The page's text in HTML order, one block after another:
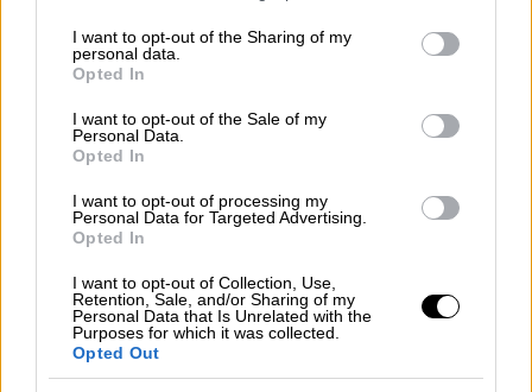
not limited to your visit or usage behaviour. You may click to
grant or deny consent to Google and its third-party tags to
use your data for below specified purposes in below Google
consent section.
I want to opt-out of the Sharing of my
personal data.
Opted In
I want to opt-out of the Sale of my
Personal Data.
Opted In
I want to opt-out of processing my
Personal Data for Targeted Advertising.
Opted In
I want to opt-out of Collection, Use,
Retention, Sale, and/or Sharing of my
Personal Data that Is Unrelated with the
Purposes for which it was collected.
Opted Out
έκθεση που να τεκμηριώνει τη λειτουργία με
το απολύτως αναγκαίο προσωπικό και τους
εργαζόμενους που έχουν τεθεί σε καθεστώς
τηλεργασίας. Οι έλεγχοι για την εφαρμογή
της τηλεργασίας και των υπολοίπων μέτρων
προστασίας στους χώρους εργασίας ήδη
έχουν ενταθεί σημαντικά από μικτά κλιμάκια
Εθνικής Αρχής Διαφάνειας και θα
συνεχιστούν με αμείωτους ρυθμούς το
επόμενο διάστημα.